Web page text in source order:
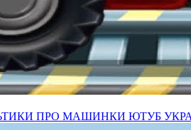
ПРО МАШИНКИ ЮТУБ